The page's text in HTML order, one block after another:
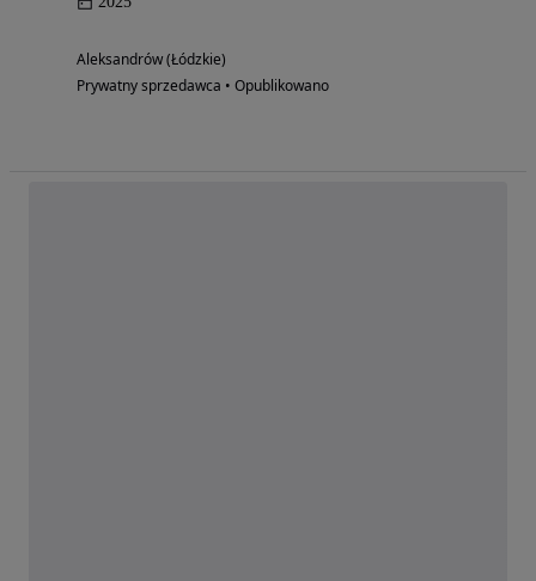
Aleksandrów (Łódzkie)
Prywatny sprzedawca • Opublikowano